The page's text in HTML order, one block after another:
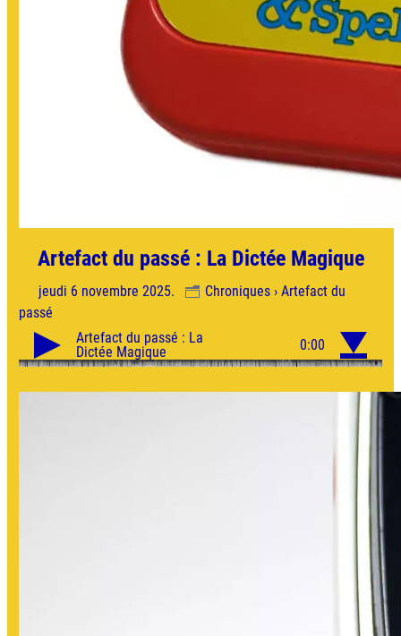
Artefact du passé : La Dictée Magique
jeudi 6 novembre 2025.
Chroniques › Artefact du
passé